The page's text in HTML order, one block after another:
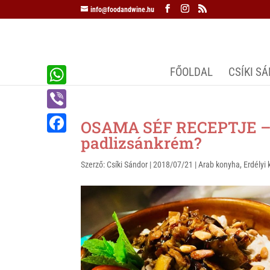
info@foodandwine.hu
FŐOLDAL CSÍKI
OSAMA SÉF
padlizsánkrém?
Szerző: Csíki Sándor |2018/07/21 |Arab konyha, Erdélyi
W
h
a
V